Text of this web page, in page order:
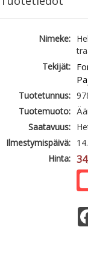
Nimeke:
Tekijät:
Tuotetunnus:
Tuotemuoto:
Saatavuus:
Ilmestymispäivä:
Hinta: